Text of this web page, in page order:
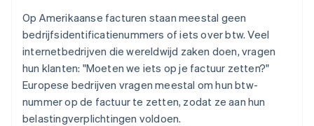
Op Amerikaanse facturen staan meestal geen
bedrijfsidentificatienummers of iets over btw. Veel
internetbedrijven die wereldwijd zaken doen, vragen
hun klanten: "Moeten we iets op je factuur zetten?"
Europese bedrijven vragen meestal om hun btw-
nummer op de factuur te zetten, zodat ze aan hun
belastingverplichtingen voldoen.